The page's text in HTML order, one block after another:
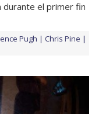
durante el primer fin
Pugh
Chris Pine